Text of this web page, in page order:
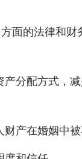
面的法律和财
分配方式，
产在婚姻中